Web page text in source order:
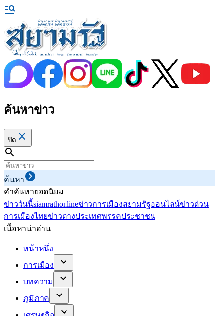
ค้นหาข่าว
ปิด
ค้นหา
คำค้นหายอดนิยม
ข่าววันนี้siamrathonlineข่าวการเมืองสยามรัฐออนไลน์ข่าวด่วน
การเมืองไทยข่าวต่างประเทศพรรคประชาชน
เนื้อหาน่าอ่าน
หน้าหนึ่ง
การเมือง
บทความ
ภูมิภาค